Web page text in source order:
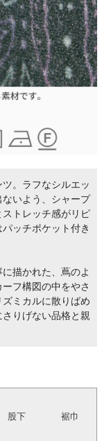
。ラフなシルエッ
ないよう、シャープ
トレッチ感がリピ
ッチポケット付き
描かれた、蔦のよ
フ構図の中をやさ
ミカルに散りばめ
りげない品格と親
股下 裾巾